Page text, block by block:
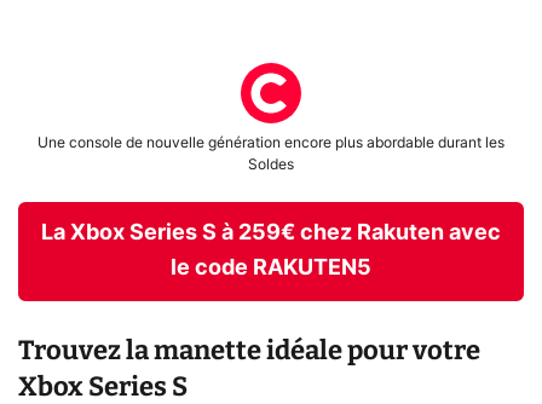
Une console de nouvelle génération encore plus abordable durant les
Soldes
La Xbox Series S à 259€ chez Rakuten avec
le code RAKUTEN5
Trouvez la manette idéale pour votre
Xbox Series S